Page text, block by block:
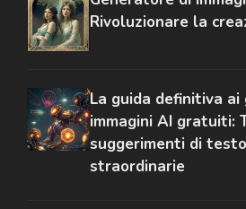
Rivoluzionare la
La guida definitiva
immagini AI gratuiti:
suggerimenti di
straordinarie